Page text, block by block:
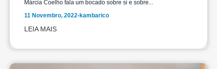
Márcia Coelho fala um bocado sobre si e sobre...
11 Novembro, 2022-kambarico
LEIA MAIS